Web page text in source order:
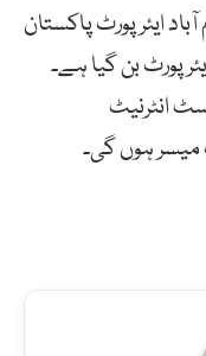
ایئرپورٹ پاکستان
بن گیا ہے۔
انٹرنیٹ
میسر ہوں گی۔